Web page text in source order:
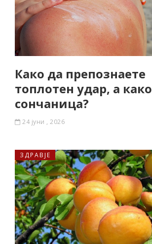
Како да препознаете
топлотен удар, а како
сончаница?
24 јуни , 2026
ЗДРАВЈЕ